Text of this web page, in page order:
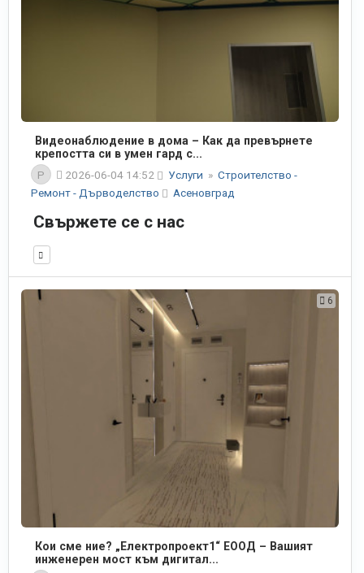
Видеонаблюдение в дома – Как да превърнете
крепостта си в умен гард с...
P
2026-06-04 14:52 Услуги » Строителство -
Ремонт - Дърводелство
Асеновград
Свържете се с нас
6
Кои сме ние? „Електропроект1“ ЕООД – Вашият
инженерен мост към дигитал...